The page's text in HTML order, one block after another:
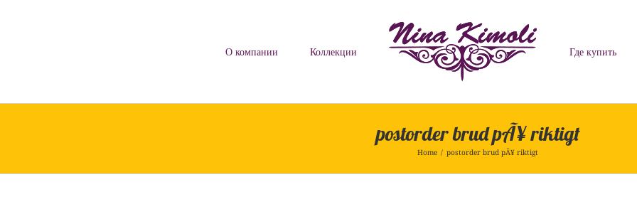
О компании Коллекции Где купить
postorder brud pÃ¥ riktigt
Home / postorder brud pÃ¥ riktigt